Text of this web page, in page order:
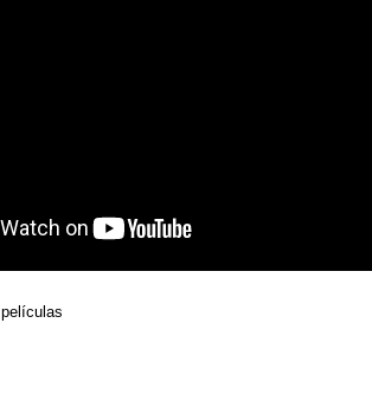
películas